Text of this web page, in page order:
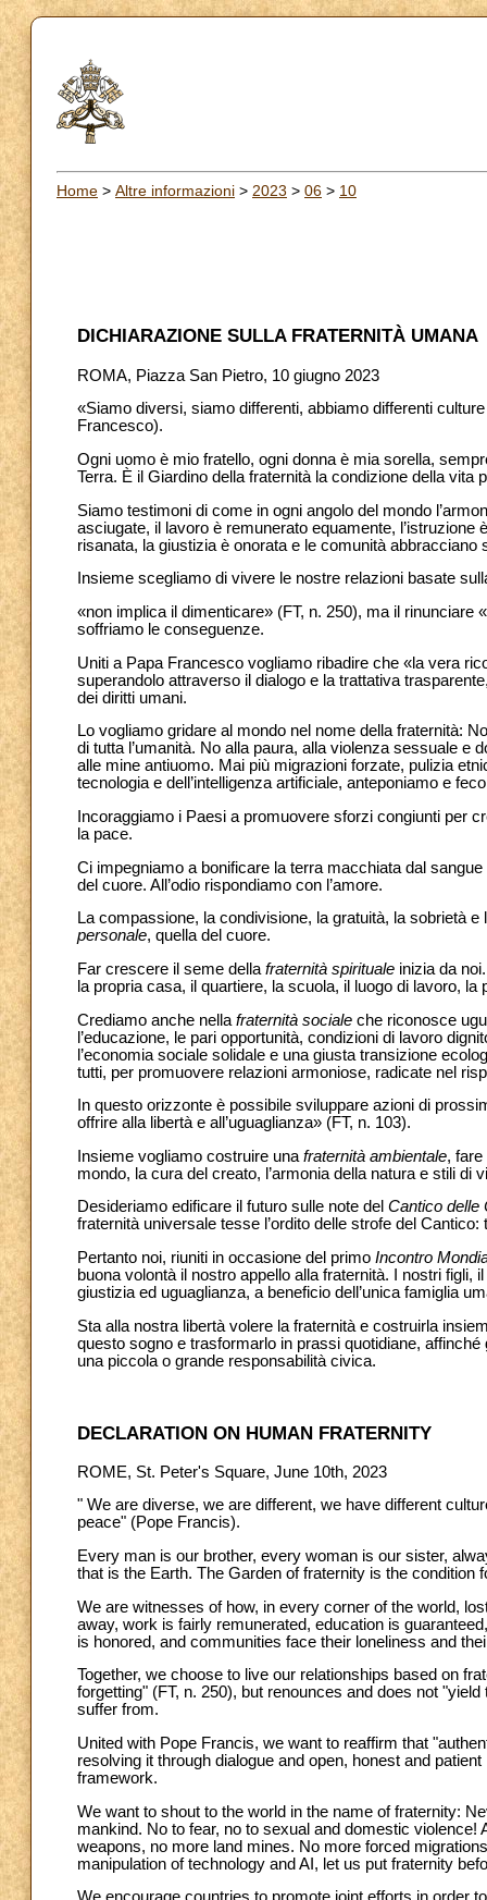
Home > Altre informazioni > 2023 > 06 > 10
DICHIARAZIONE SULLA FRATERNITÀ UMANA
ROMA, Piazza San Pietro, 10 giugno 2023
«Siamo diversi, siamo differenti, abbiamo differenti
Francesco).
Ogni uomo è mio fratello, ogni donna è mia sorella,
Terra. È il Giardino della fraternità la condizione della vita
Siamo testimoni di come in ogni angolo del mondo
asciugate, il lavoro è remunerato equamente,
risanata, la giustizia è onorata e le comunità abbracciano
Insieme scegliamo di vivere le nostre relazioni basate
«non implica il dimenticare» (FT, n. 250), ma il
soffriamo le conseguenze.
Uniti a Papa Francesco vogliamo ribadire che «la vera
superandolo attraverso il dialogo e la trattativa
dei diritti umani.
Lo vogliamo gridare al mondo nel nome della fraternità:
di tutta l’umanità. No alla paura, alla violenza sessuale
alle mine antiuomo. Mai più migrazioni forzate, pulizia
tecnologia e dell’intelligenza artificiale, anteponiamo e
Incoraggiamo i Paesi a promuovere sforzi congiunti per
la pace.
Ci impegniamo a bonificare la terra macchiata dal
del cuore. All’odio rispondiamo con l’amore.
La compassione, la condivisione, la gratuità, la sobrietà
personale, quella del cuore.
Far crescere il seme della fraternità spirituale inizia da
la propria casa, il quartiere, la scuola, il luogo di lavoro,
Crediamo anche nella fraternità sociale che riconosce
l’educazione, le pari opportunità, condizioni di lavoro
l’economia sociale solidale e una giusta transizione
tutti, per promuovere relazioni armoniose, radicate nel
In questo orizzonte è possibile sviluppare azioni di
offrire alla libertà e all’uguaglianza» (FT, n. 103).
Insieme vogliamo costruire una fraternità ambientale, fare
mondo, la cura del creato, l’armonia della natura e stili di
Desideriamo edificare il futuro sulle note del Cantico delle
fraternità universale tesse l’ordito delle strofe del
Pertanto noi, riuniti in occasione del primo Incontro
buona volontà il nostro appello alla fraternità. I nostri
giustizia ed uguaglianza, a beneficio dell’unica famiglia
Sta alla nostra libertà volere la fraternità e costruirla
questo sogno e trasformarlo in prassi quotidiane,
una piccola o grande responsabilità civica.
DECLARATION ON HUMAN FRATERNITY
ROME, St. Peter's Square, June 10th, 2023
" We are diverse, we are different, we have different
peace" (Pope Francis).
Every man is our brother, every woman is our sister,
that is the Earth. The Garden of fraternity is the condition
We are witnesses of how, in every corner of the world,
away, work is fairly remunerated, education is
is honored, and communities face their loneliness and
Together, we choose to live our relationships based on
forgetting" (FT, n. 250), but renounces and does not
suffer from.
United with Pope Francis, we want to reaffirm that
resolving it through dialogue and open, honest and
framework.
We want to shout to the world in the name of fraternity:
mankind. No to fear, no to sexual and domestic
weapons, no more land mines. No more forced
manipulation of technology and AI, let us put fraternity